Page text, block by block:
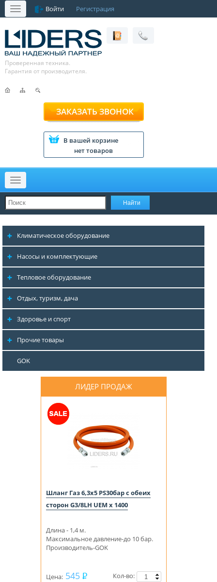
Меню Войти Регистрация
Проверенная техника.
Гарантия от производителя.
ЗАКАЗАТЬ ЗВОНОК
В вашей корзине
нет товаров
Меню
Климатическое оборудование
Насосы и комплектующие
Тепловое оборудование
Отдых, туризм, дача
Здоровье и спорт
Прочие товары
GOK
ЛИДЕР ПРОДАЖ
Шланг Газ 6,3х5 PS30бар с обеих
сторон G3/8LH UEM x 1400
Длина - 1,4 м.
Максимальное давление-до 10 бар.
Производитель-GOK
Цена: 545
Кол-во: